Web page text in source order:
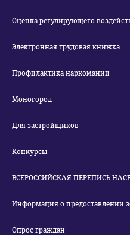
Оценка регулирующего
Электронная трудовая книжка
Профилактика наркомании
Моногород
Для застройщиков
Конкурсы
ВСЕРОССИЙСКАЯ ПЕРЕПИСЬ
Информация о предоставлении
Опрос граждан